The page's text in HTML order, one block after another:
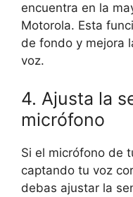
encuentra en la
Motorola. Esta
de fondo y mejora
voz.
4. Ajusta la
micrófono
Si el micrófono de
captando tu voz
debas ajustar la